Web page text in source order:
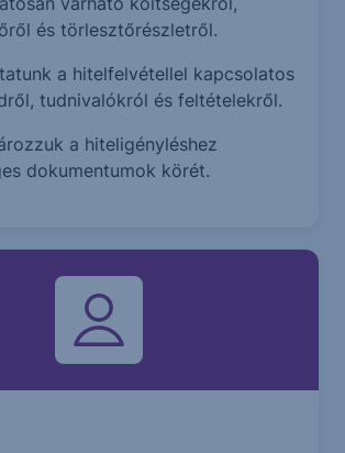
és törlesztőrészletről.
a hitelfelvétellel kapcsolatos
tudnivalókról és feltételekről.
a hiteligényléshez
dokumentumok körét.